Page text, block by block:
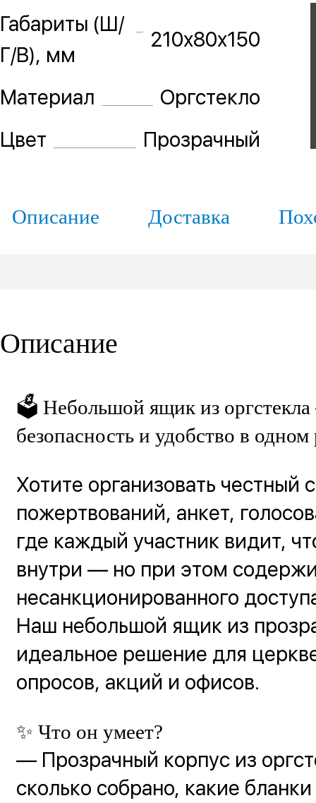
Габариты (Ш/
Г/В), мм
210х80х150
Материал
Оргстекло
Цвет
Прозрачный
Описание Доставка
Описание
🗳 Небольшой ящик из
безопасность и удобство в
Хотите организовать честный
пожертвований, анкет,
где каждый участник видит,
внутри — но при этом
несанкционированного
Наш небольшой ящик из
идеальное решение для
опросов, акций и офисов.
✨ Что он умеет?
— Прозрачный корпус из
сколько собрано, какие